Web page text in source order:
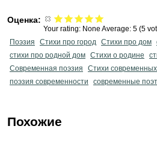
Оценка:
Your rating: None Average: 5 (5
Поэзия
Стихи про город Стихи про дом
стихи про родной дом Стихи о родине
Современная поэзия
Стихи
поэзия современности
современные
Похожие